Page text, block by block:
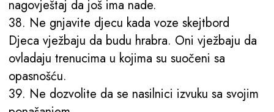
nagovještaj da još ima nade.
38. Ne gnjavite djecu kada voze skejtbord
Djeca vježbaju da budu hrabra. Oni vježbaju da
ovladaju trenucima u kojima su suočeni sa
opasnošću.
39. Ne dozvolite da se nasilnici izvuku sa svojim